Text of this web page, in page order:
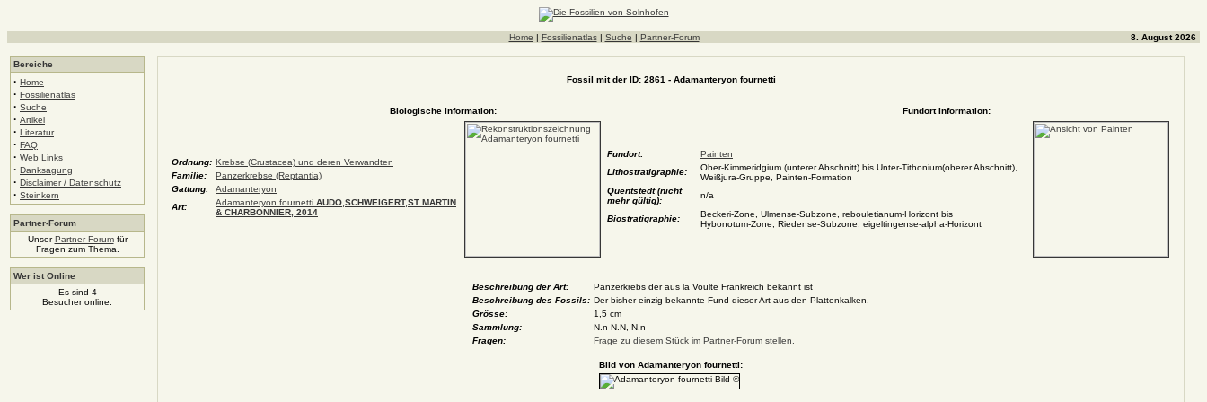
Home | Fossilienatlas| Suche | Partner-Forum 8. August 2026
Bereiche
· Home
· Fossilienatlas
· Suche
· Artikel
· Literatur
· FAQ
· Web Links
· Danksagung
· Disclaimer / Datenschutz
· Steinkern
Partner-Forum
UnserPartner-Forumfür
Fragen zum Thema.
Wer ist Online
Es sind 4
Besucher online.
Fossil mit der ID: 2861 - Adamanteryon fournetti
Biologische Information: Fundort Information:
Ordnung: Krebse (Crustacea) und deren Verwandten
Familie:
Panzerkrebse (Reptantia)
Gattung:
Adamanteryon
Art:
Adamanteryon fournetti AUDO,SCHWEIGERT,ST MARTIN
& CHARBONNIER, 2014
Fundort:
Painten
Lithostratigraphie:
Ober-Kimmeridgium (unterer Abschnitt) bis Unter-Tithonium(oberer Abschnitt),
Weißjura-Gruppe, Painten-Formation
Quentstedt (nicht
mehr gültig):
n/a
Biostratigraphie:
Beckeri-Zone, Ulmense-Subzone, rebouletianum-Horizont bis
Hybonotum-Zone, Riedense-Subzone, eigeltingense-alpha-Horizont
Beschreibung der Art:
Panzerkrebs der aus la Voulte Frankreich bekannt ist
Beschreibung des Fossils: Der bisher einzig bekannte Fund dieser Art aus den Plattenkalken.
Grösse:
1,5 cm
Sammlung:
N.n N.N, N.n
Fragen:
Frage zu diesem Stück im Partner-Forum stellen.
Bild von Adamanteryon fournetti: